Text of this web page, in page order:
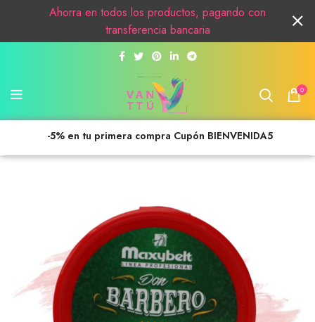
0
-5% en tu primera compra Cupón BIENVENIDA5
Ahorra en todos los productos, pagando con
transferencia bancaria